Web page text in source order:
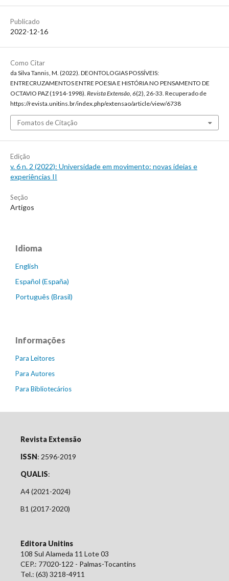
Publicado
2022-12-16
Como Citar
da Silva Tannis, M. (2022). DEONTOLOGIAS POSSÍVEIS:
ENTRECRUZAMENTOS ENTRE POESIA E HISTÓRIA NO PENSAMENTO DE
OCTAVIO PAZ (1914-1998). Revista Extensão, 6(2), 26-33. Recuperado de
https://revista.unitins.br/index.php/extensao/article/view/6738
Fomatos de Citação
Edição
v. 6 n. 2 (2022): Universidade em movimento: novas ideias e
experiências II
Seção
Artigos
Idioma
English
Español (España)
Português (Brasil)
Informações
Para Leitores
Para Autores
Para Bibliotecários
Revista Extensão
ISSN: 2596-2019
QUALIS:
A4 (2021-2024)
B1 (2017-2020)
Editora Unitins
108 Sul Alameda 11 Lote 03
CEP.: 77020-122 - Palmas-Tocantins
Tel.: (63) 3218-4911